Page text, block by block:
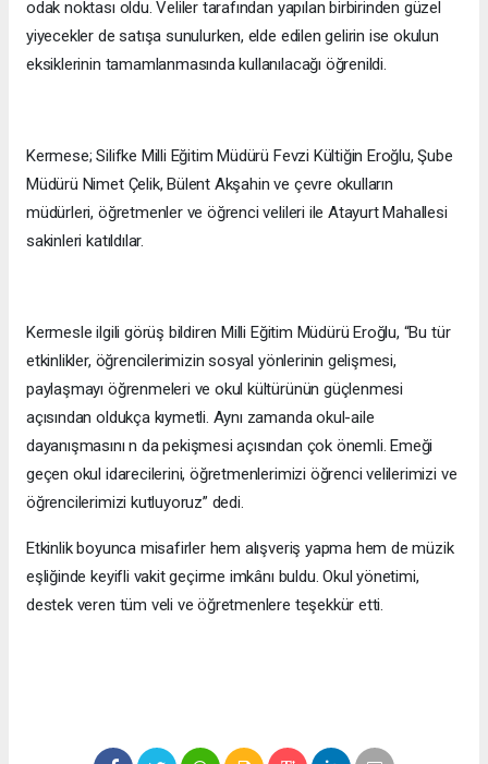
odak noktası oldu. Veliler tarafından yapılan birbirinden güzel
yiyecekler de satışa sunulurken, elde edilen gelirin ise okulun
eksiklerinin tamamlanmasında kullanılacağı öğrenildi.
Kermese; Silifke Milli Eğitim Müdürü Fevzi Kültiğin Eroğlu, Şube
Müdürü Nimet Çelik, Bülent Akşahin ve çevre okulların
müdürleri, öğretmenler ve öğrenci velileri ile Atayurt Mahallesi
sakinleri katıldılar.
Kermesle ilgili görüş bildiren Milli Eğitim Müdürü Eroğlu, “Bu tür
etkinlikler, öğrencilerimizin sosyal yönlerinin gelişmesi,
paylaşmayı öğrenmeleri ve okul kültürünün güçlenmesi
açısından oldukça kıymetli. Aynı zamanda okul-aile
dayanışmasını n da pekişmesi açısından çok önemli. Emeği
geçen okul idarecilerini, öğretmenlerimizi öğrenci velilerimizi ve
öğrencilerimizi kutluyoruz” dedi.
Etkinlik boyunca misafirler hem alışveriş yapma hem de müzik
eşliğinde keyifli vakit geçirme imkânı buldu. Okul yönetimi,
destek veren tüm veli ve öğretmenlere teşekkür etti.